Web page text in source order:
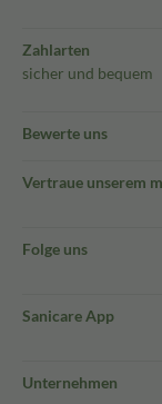
Zahlarten
sicher und bequem
Bewerte uns
Vertraue unserem
Folge uns
Sanicare App
Unternehmen